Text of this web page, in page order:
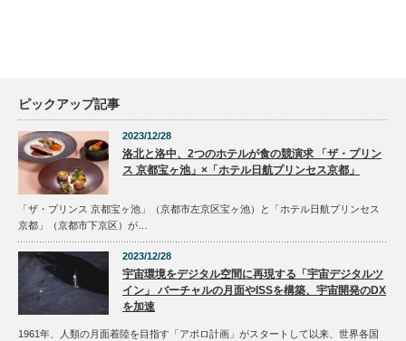
ピックアップ記事
2023/12/28
洛北と洛中、2つのホテルが食の競演求 「ザ・プリン
ス 京都宝ヶ池」×「ホテル日航プリンセス京都」
「ザ・プリンス 京都宝ヶ池」（京都市左京区宝ヶ池）と「ホテル日航プリンセス
京都」（京都市下京区）が…
2023/12/28
宇宙環境をデジタル空間に再現する「宇宙デジタルツ
イン」 バーチャルの月面やISSを構築、宇宙開発のDX
を加速
1961年、人類の月面着陸を目指す「アポロ計画」がスタートして以来、世界各国